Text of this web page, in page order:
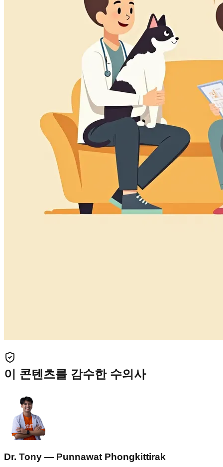
이 콘텐츠를 감수한 수의사
Dr. Tony — Punnawat Phongkittirak